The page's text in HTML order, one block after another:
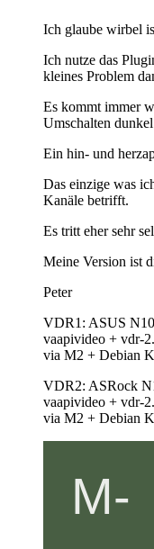
Ich glaube wirbel
Ich nutze das
kleines Problem
Es kommt immer
Umschalten
Ein hin- und
Das einzige was
Kanäle betrifft.
Es tritt eher sehr
Meine Version ist
Peter
VDR1: ASUS
vaapivideo + vdr-
via M2 + Debian
VDR2: ASRock
vaapivideo + vdr-
via M2 + Debian